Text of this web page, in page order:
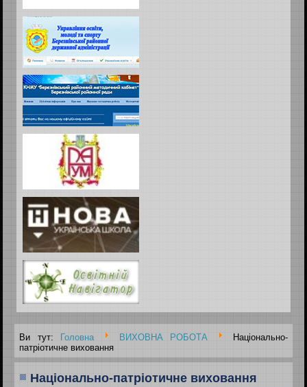
Ви тут: Головна ВИХОВНА РОБОТА
Національно-
патріотичне виховання
Національно-патріотичне виховання